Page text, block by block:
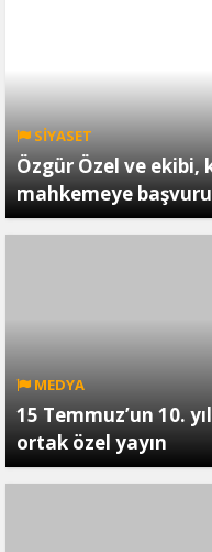
SİYASET
Özgür Özel ve ekibi,
mahkemeye
MEDYA
15 Temmuz’un 10.
ortak özel yayın